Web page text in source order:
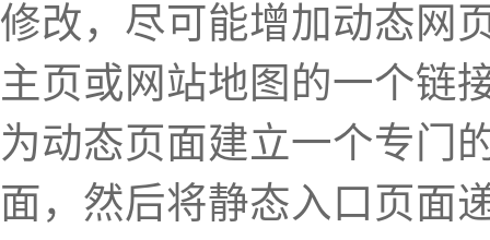
修改，尽可能增加动态网
主页或网站地图的一个链
为动态页面建立一个专门
面，然后将静态入口页面